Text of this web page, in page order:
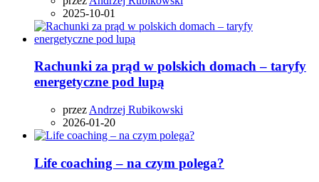
2025-10-01
Rachunki za prąd w polskich domach – taryfy
energetyczne pod lupą
przez Andrzej Rubikowski
2026-01-20
Life coaching – na czym polega?